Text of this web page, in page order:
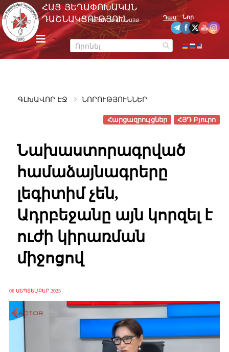
Skip
to
content
m
e
n
u
ՀԱՅ ՅԵՂԱՓՈԽԱԿԱՆ
ԴԱՇՆԱԿՑՈՒԹՅՈՒՆ
ՊԱՇՏՈՆԱԿԱՆ ԿԱՅՔ
Դաս Նոր
ԳԼԽԱՎՈՐ ԷՋ ՆՈՐՈՒԹՅՈՒՆՆԵՐ
ՀՅԴ Բյուրո
Հարցազրույցներ
Նախաստորագրված
համաձայնագրերը
լեգիտիմ չեն,
Ադրբեջանը այն կորզել է
ուժի կիրառման
միջոցով
06 ՍԵՊՏԵՄԲԵՐ 2025